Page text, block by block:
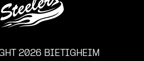
2026 BIETIGHEIM